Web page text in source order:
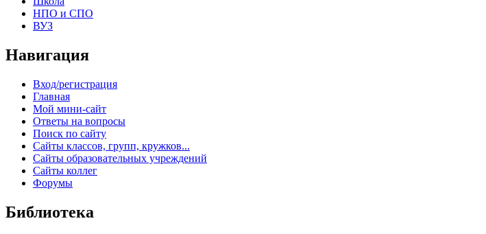
НПО и СПО
ВУЗ
Навигация
Вход/регистрация
Главная
Мой мини-сайт
Ответы на вопросы
Поиск по сайту
Сайты классов, групп, кружков...
Сайты образовательных учреждений
Сайты коллег
Форумы
Библиотека